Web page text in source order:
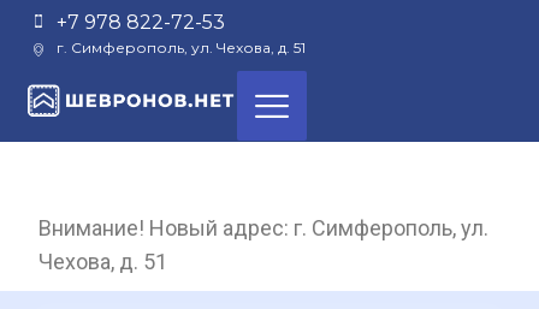
+7 978 822-72-53
г. Симферополь, ул. Чехова, д. 51
Внимание! Новый адрес: г. Симферополь, ул.
Чехова, д. 51